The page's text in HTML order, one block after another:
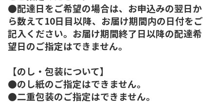
●配達日をご希望の場合は、お申込みの翌日か
ら数えて10日目以降、お届け期間内の日付をご
記入ください。お届け期間終了日以降の配達希
望日のご指定はできません。
【のし・包装について】
●のし紙のご指定はできません。
●二重包装のご指定はできません。